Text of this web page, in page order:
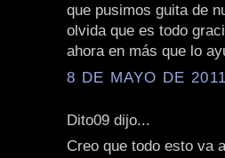
que pusimos guita de
olvida que es todo
ahora en más que lo
8 DE MAYO DE
Dito09 dijo...
Creo que todo esto va